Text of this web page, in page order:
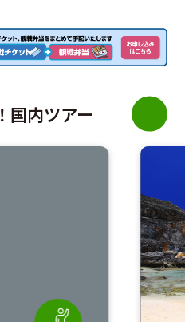
国内ツアー